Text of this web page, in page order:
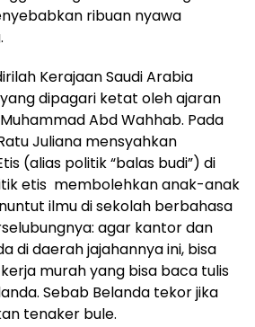
ribuan nyawa
Kerajaan Saudi Arabia
yang dipagari ketat oleh ajaran
Abd Wahhab. Pada
Juliana mensyahkan
(alias politik “balas budi”) di
etis membolehkan anak-anak
ilmu di sekolah berbahasa
agar kantor dan
di daerah jajahannya ini, bisa
murah yang bisa baca tulis
Sebab Belanda tekor jika
tenaker bule.